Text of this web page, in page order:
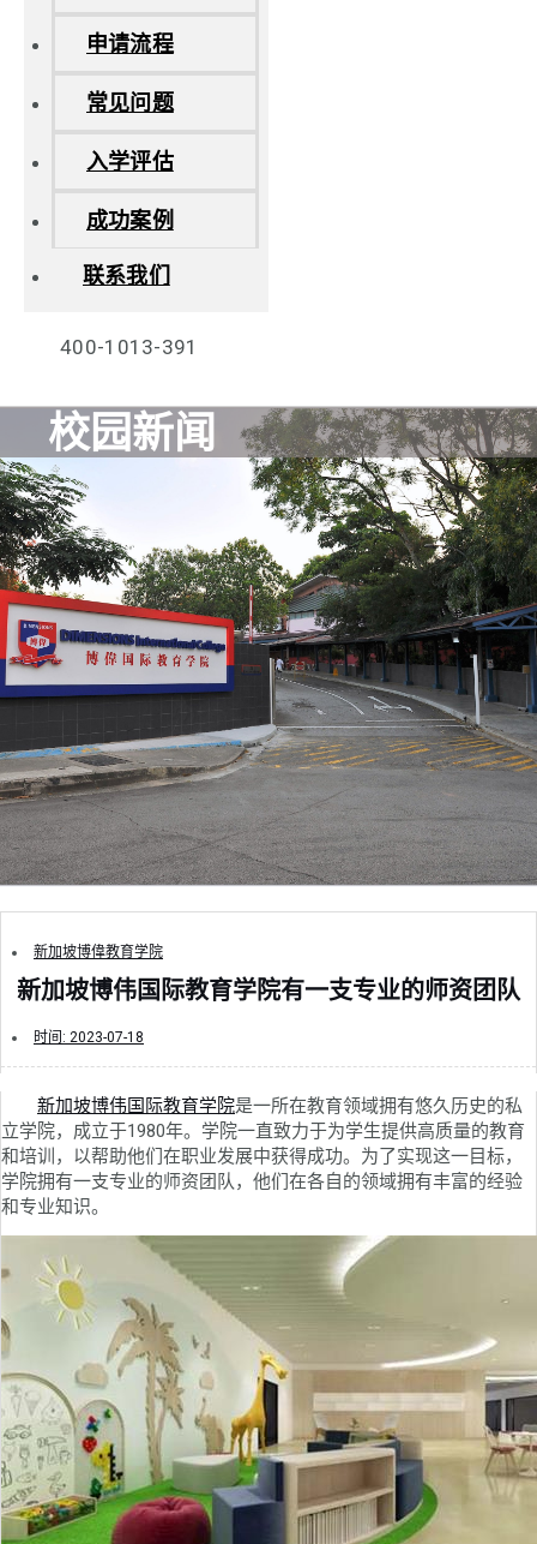
申请流程
常见问题
入学评估
成功案例
联系我们
400-1013-391
校园新闻
新加坡博偉教育学院
新加坡博伟国际教育学院有一支专业的师资团队
时间: 2023-07-18
新加坡博伟国际教育学院是一所在教育领域拥有悠久历史的私
立学院，成立于1980年。学院一直致力于为学生提供高质量的教育
和培训，以帮助他们在职业发展中获得成功。为了实现这一目标，
学院拥有一支专业的师资团队，他们在各自的领域拥有丰富的经验
和专业知识。